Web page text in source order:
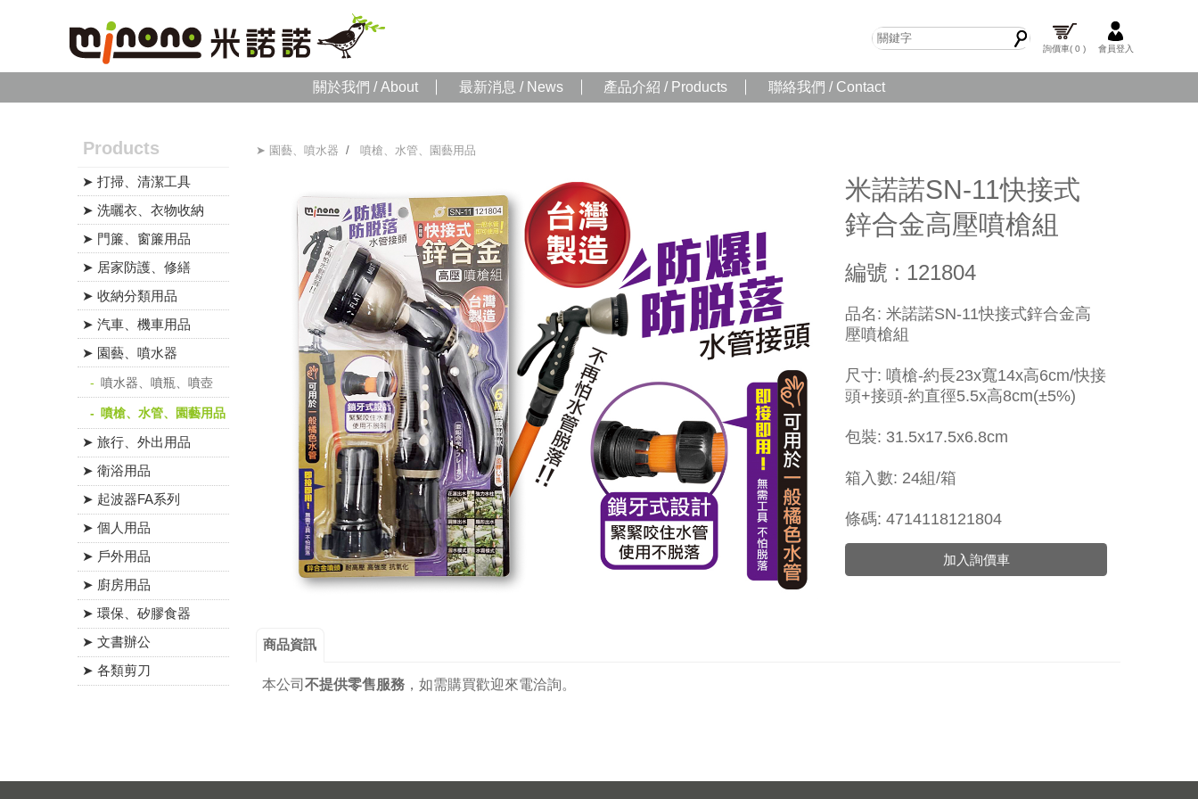
詢價車( 0 ) 會員登入
關於我們 / About 最新消息 / News 產品介紹 / Products 聯絡我們 / Contact
Products
➤ 打掃、清潔工具
➤ 洗曬衣、衣物收納
➤ 門簾、窗簾用品
➤ 居家防護、修繕
➤ 收納分類用品
➤ 汽車、機車用品
➤ 園藝、噴水器
噴水器、噴瓶、噴壺
噴槍、水管、園藝用品
➤ 旅行、外出用品
➤ 衛浴用品
➤ 起波器FA系列
➤ 個人用品
➤ 戶外用品
➤ 廚房用品
➤ 環保、矽膠食器
➤ 文書辦公
➤ 各類剪刀
➤ 園藝、噴水器 / 噴槍、水管、園藝用品
米諾諾SN-11快接式
鋅合金高壓噴槍組
編號 : 121804
品名: 米諾諾SN-11快接式鋅合金高
壓噴槍組
尺寸: 噴槍-約長23x寬14x高6cm/快接
頭+接頭-約直徑5.5x高8cm(±5%)
包裝: 31.5x17.5x6.8cm
箱入數: 24組/箱
條碼: 4714118121804
加入詢價車
商品資訊
本公司不提供零售服務 ，如需購買歡迎來電洽詢。